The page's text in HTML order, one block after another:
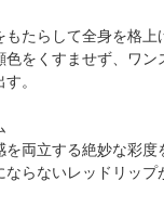
たらして全身を格上
をくすませず、ワン
。
を両立する絶妙な彩度
ならないレッドリップ